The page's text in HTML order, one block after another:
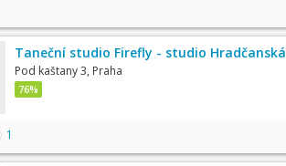
Taneční studio Firefly - studio Hradčanská
Pod kaštany 3, Praha
76%
1